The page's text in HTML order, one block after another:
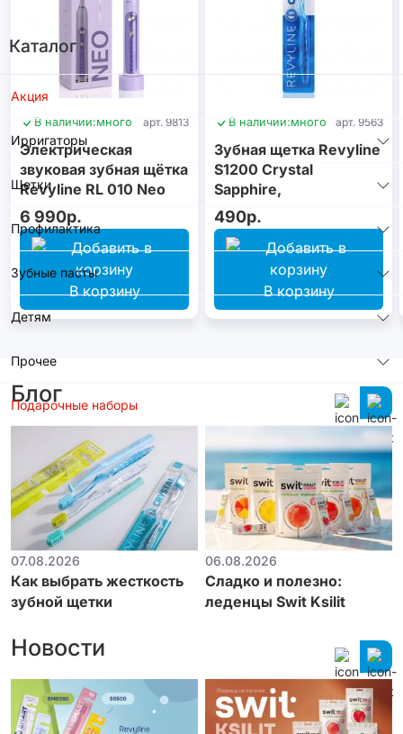
Каталог
Акция
Ирригаторы
Щетки
Профилактика
Зубные пасты
Детям
Прочее
Подарочные наборы
В наличии:много арт. 9813
Электрическая
звуковая зубная щётка
Revyline RL 010 Neo
Violet
6 990р.
В корзину
В наличии:много арт. 9563
Зубная щетка Revyline
S1200 Crystal
Sapphire,
монопучковая
490р.
В корзину
Блог
07.08.2026
Как выбрать жесткость
зубной щетки
06.08.2026
Сладко и полезно:
леденцы Swit Ksilit
Новости